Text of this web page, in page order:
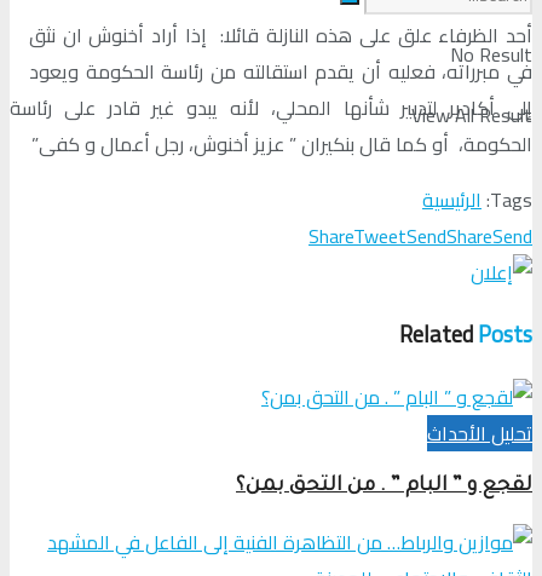
No Result
View All Result
أحد الظرفاء علق على هذه النازلة قائلا: إذا أراد أخنوش ان نثق
في مبرراته، فعليه أن يقدم استقالته من رئاسة الحكومة ويعود
إلى أكادير لتدبير شأنها المحلي، لأنه يبدو غير قادر على رئاسة
الحكومة، أو كما قال بنكيران ” عزيز أخنوش، رجل أعمال و كفى”
Tags: الرئيسية
ShareTweetSendShareSend
RelatedPosts
تحلیل الأحداث
لقجع و ” البام ” . من التحق بمن؟